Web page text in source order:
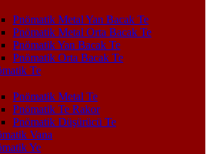
Pnömatik Metal Yan Bacak Te
Pnömatik Metal Orta Bacak Te
Pnömatik Yan Bacak Te
Pnömatik Orta Bacak Te
Te
Pnömatik Metal Te
Pnömatik Te Rakor
Pnömatik Düşürücü Te
Vana
Ye